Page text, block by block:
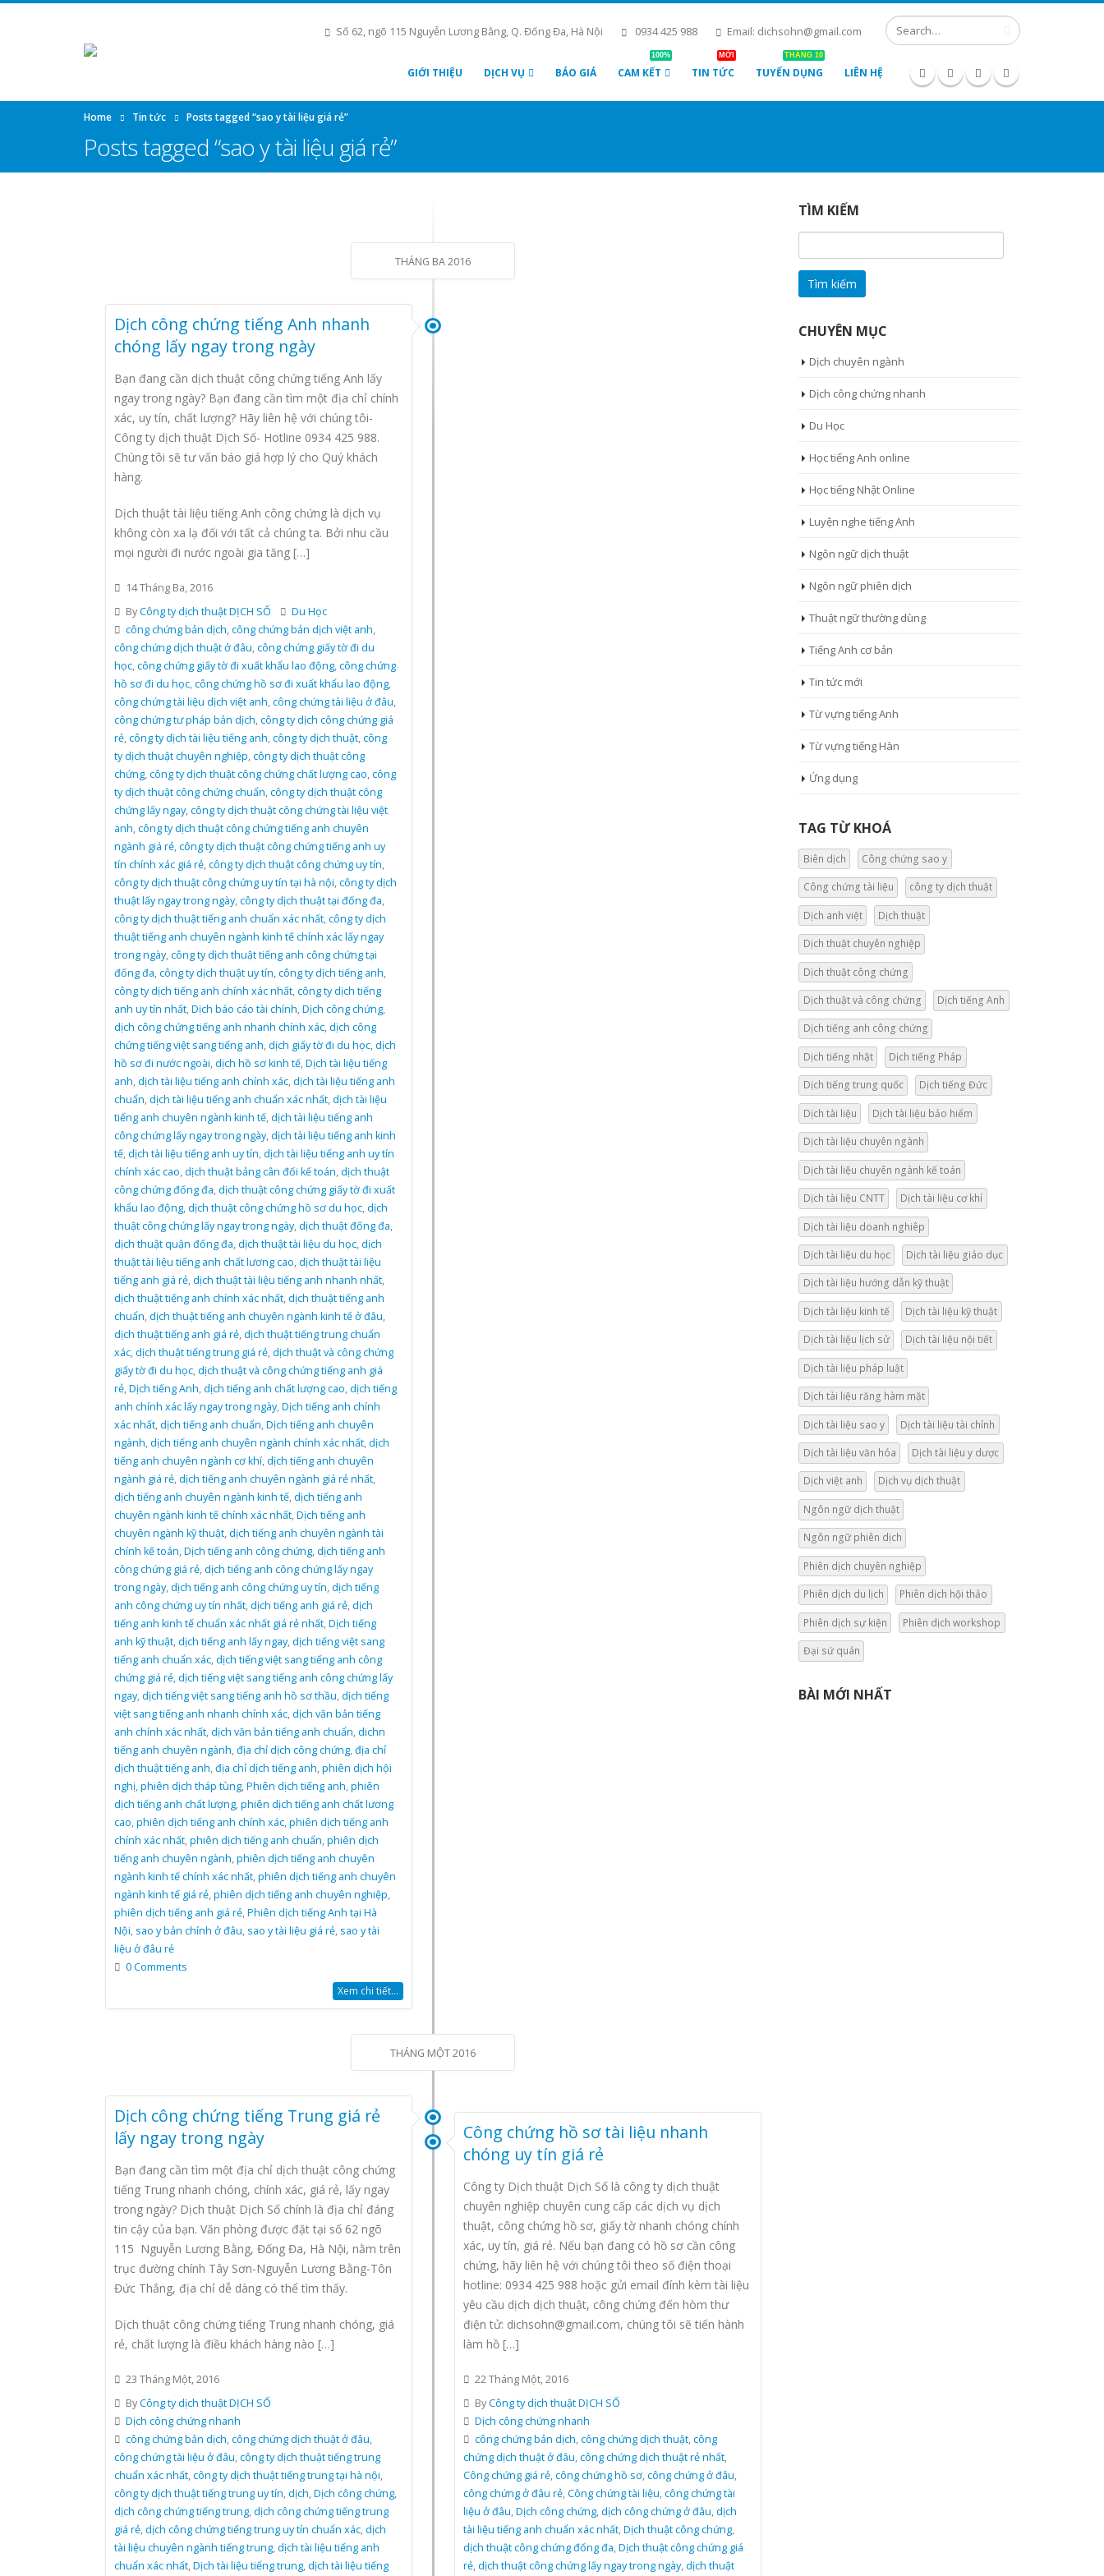
Số 62, ngõ 115 Nguyễn Lương Bằng, Q. Đống Đa, Hà Nội 0934 425 988 Email: dichsohn@gmail.com
GIỚI THIỆU DỊCH VỤ BÁO GIÁ CAM KẾT
100%
TIN TỨC
MỚI
TUYỂN DỤNG
THÁNG 10
LIÊN HỆ
Home Tin tức Posts tagged “sao y tài liệu giá rẻ”
Posts tagged “sao y tài liệu giá rẻ”
THÁNG BA 2016
Dịch công chứng tiếng Anh nhanh
chóng lấy ngay trong ngày
Bạn đang cần dịch thuật công chứng tiếng Anh lấy
ngay trong ngày? Bạn đang cần tìm một địa chỉ chính
xác, uy tín, chất lượng? Hãy liên hệ với chúng tôi-
Công ty dịch thuật Dịch Số- Hotline 0934 425 988.
Chúng tôi sẽ tư vấn báo giá hợp lý cho Quý khách
hàng.
Dịch thuật tài liệu tiếng Anh công chứng là dịch vụ
không còn xa lạ đối với tất cả chúng ta. Bởi nhu cầu
mọi người đi nước ngoài gia tăng […]
14 Tháng Ba, 2016
ByCông ty dịch thuật DỊCH SỐ
Du Học
công chứng bản dịch,công chứng bản dịch việt anh,
công chứng dịch thuật ở đâu,công chứng giấy tờ đi du
học,công chứng giấy tờ đi xuất khẩu lao động,công chứng
hồ sơ đi du học,công chứng hồ sơ đi xuất khẩu lao động,
công chứng tài liệu dịch việt anh,công chứng tài liệu ở đâu,
công chứng tư pháp bản dịch,công ty dịch công chứng giá
rẻ,công ty dịch tài liệu tiếng anh,công ty dịch thuật,công
ty dịch thuật chuyên nghiệp,công ty dịch thuật công
chứng,công ty dịch thuật công chứng chất lượng cao,công
ty dịch thuật công chứng chuẩn,công ty dịch thuật công
chứng lấy ngay,công ty dịch thuật công chứng tài liệu việt
anh,công ty dịch thuật công chứng tiếng anh chuyên
ngành giá rẻ,công ty dịch thuật công chứng tiếng anh uy
tín chính xác giá rẻ,công ty dịch thuật công chứng uy tín,
công ty dịch thuật công chứng uy tín tại hà nội,công ty dịch
thuật lấy ngay trong ngày,công ty dịch thuật tại đống đa,
công ty dịch thuật tiếng anh chuẩn xác nhất,công ty dịch
thuật tiếng anh chuyên ngành kinh tế chính xác lấy ngay
trong ngày,công ty dịch thuật tiếng anh công chứng tại
đống đa,công ty dịch thuật uy tín,công ty dịch tiếng anh,
công ty dịch tiếng anh chính xác nhất,công ty dịch tiếng
anh uy tín nhất,Dịch báo cáo tài chính,Dịch công chứng,
dịch công chứng tiếng anh nhanh chính xác,dịch công
chứng tiếng việt sang tiếng anh,dịch giấy tờ đi du học,dịch
hồ sơ đi nước ngoài,dịch hồ sơ kinh tế,Dịch tài liệu tiếng
anh,dịch tài liệu tiếng anh chính xác,dịch tài liệu tiếng anh
chuẩn,dịch tài liệu tiếng anh chuẩn xác nhất,dịch tài liệu
tiếng anh chuyên ngành kinh tế,dịch tài liệu tiếng anh
công chứng lấy ngay trong ngày,dịch tài liệu tiếng anh kinh
tế,dịch tài liệu tiếng anh uy tín,dịch tài liệu tiếng anh uy tín
chính xác cao,dịch thuật bảng cân đối kế toán,dịch thuật
công chứng đống đa,dịch thuật công chứng giấy tờ đi xuất
khẩu lao động,dịch thuật công chứng hồ sơ du học,dịch
thuật công chứng lấy ngay trong ngày,dịch thuật đống đa,
dịch thuật quận đống đa,dịch thuật tài liệu du học,dịch
thuật tài liệu tiếng anh chất lương cao,dịch thuật tài liệu
tiếng anh giá rẻ,dịch thuật tài liệu tiếng anh nhanh nhất,
dịch thuật tiếng anh chính xác nhất,dịch thuật tiếng anh
chuẩn,dịch thuật tiếng anh chuyên ngành kinh tế ở đâu,
dịch thuật tiếng anh giá rẻ,dịch thuật tiếng trung chuẩn
xác,dịch thuật tiếng trung giá rẻ,dịch thuật và công chứng
giấy tờ đi du học,dịch thuật và công chứng tiếng anh giá
rẻ,Dịch tiếng Anh,dịch tiếng anh chất lượng cao,dịch tiếng
anh chính xác lấy ngay trong ngày,Dịch tiếng anh chính
xác nhất,dịch tiếng anh chuẩn,Dịch tiếng anh chuyên
ngành,dịch tiếng anh chuyên ngành chính xác nhất,dịch
tiếng anh chuyên ngành cơ khí,dịch tiếng anh chuyên
ngành giá rẻ,dịch tiếng anh chuyên ngành giá rẻ nhất,
dịch tiếng anh chuyên ngành kinh tế,dịch tiếng anh
chuyên ngành kinh tế chính xác nhất,Dịch tiếng anh
chuyên ngành kỹ thuật,dịch tiếng anh chuyên ngành tài
chính kế toán,Dịch tiếng anh công chứng,dịch tiếng anh
công chứng giá rẻ,dịch tiếng anh công chứng lấy ngay
trong ngày,dịch tiếng anh công chứng uy tín,dịch tiếng
anh công chứng uy tín nhất,dịch tiếng anh giá rẻ,dịch
tiếng anh kinh tế chuẩn xác nhất giá rẻ nhất,Dịch tiếng
anh kỹ thuật,dịch tiếng anh lấy ngay,dịch tiếng việt sang
tiếng anh chuẩn xác,dịch tiếng việt sang tiếng anh công
chứng giá rẻ,dịch tiếng việt sang tiếng anh công chứng lấy
ngay,dịch tiếng việt sang tiếng anh hồ sơ thầu,dịch tiếng
việt sang tiếng anh nhanh chính xác,dịch văn bản tiếng
anh chính xác nhất,dịch văn bản tiếng anh chuẩn,dichn
tiếng anh chuyên ngành,địa chỉ dịch công chứng,địa chỉ
dịch thuật tiếng anh,địa chỉ dịch tiếng anh,phiên dịch hội
nghị,phiên dịch tháp tùng,Phiên dịch tiếng anh,phiên
dịch tiếng anh chất lượng,phiên dịch tiếng anh chất lương
cao,phiên dịch tiếng anh chính xác,phiên dịch tiếng anh
chính xác nhất,phiên dịch tiếng anh chuẩn,phiên dịch
tiếng anh chuyên ngành,phiên dịch tiếng anh chuyên
ngành kinh tế chính xác nhất,phiên dịch tiếng anh chuyên
ngành kinh tế giá rẻ,phiên dịch tiếng anh chuyên nghiệp,
phiên dịch tiếng anh giá rẻ,Phiên dịch tiếng Anh tại Hà
Nội, sao y bản chính ở đâu, sao y tài liệu giá rẻ, sao y tài
liệu ở đâu rẻ
0 Comments
Xem chi tiết...
THÁNG MỘT 2016
Dịch công chứng tiếng Trung giá rẻ
lấy ngay trong ngày
Bạn đang cần tìm một địa chỉ dịch thuật công chứng
tiếng Trung nhanh chóng, chính xác, giá rẻ, lấy ngay
trong ngày? Dịch thuật Dịch Số chính là địa chỉ đáng
tin cậy của bạn. Văn phòng được đặt tại số 62 ngõ
115 Nguyễn Lương Bằng, Đống Đa, Hà Nội, nằm trên
trục đường chính Tây Sơn-Nguyễn Lương Bằng-Tôn
Đức Thắng, địa chỉ dễ dàng có thể tìm thấy.
Dịch thuật công chứng tiếng Trung nhanh chóng, giá
rẻ, chất lượng là điều khách hàng nào […]
23 Tháng Một, 2016
ByCông ty dịch thuật DỊCH SỐ
Dịch công chứng nhanh
công chứng bản dịch,công chứng dịch thuật ở đâu,
công chứng tài liệu ở đâu,công ty dịch thuật tiếng trung
chuẩn xác nhất,công ty dịch thuật tiếng trung tại hà nội,
công ty dịch thuật tiếng trung uy tín,dịch,Dịch công chứng,
dịch công chứng tiếng trung,dịch công chứng tiếng trung
giá rẻ,dịch công chứng tiếng trung uy tín chuẩn xác,dịch
tài liệu chuyên ngành tiếng trung,dịch tài liệu tiếng anh
chuẩn xác nhất,Dịch tài liệu tiếng trung,dịch tài liệu tiếng
Công chứng hồ sơ tài liệu nhanh
chóng uy tín giá rẻ
Công ty Dịch thuật Dịch Số là công ty dịch thuật
chuyên nghiệp chuyên cung cấp các dịch vụ dịch
thuật, công chứng hồ sơ, giấy tờ nhanh chóng chính
xác, uy tín, giá rẻ. Nếu bạn đang có hồ sơ cần công
chứng, hãy liên hệ với chúng tôi theo số điện thoại
hotline: 0934 425 988 hoặc gửi email đính kèm tài liệu
yêu cầu dịch dịch thuật, công chứng đến hòm thư
điện tử: dichsohn@gmail.com, chúng tôi sẽ tiến hành
làm hồ […]
22 Tháng Một, 2016
ByCông ty dịch thuật DỊCH SỐ
Dịch công chứng nhanh
công chứng bản dịch,công chứng dịch thuật,công
chứng dịch thuật ở đâu,công chứng dịch thuật rẻ nhất,
Công chứng giá rẻ,công chứng hồ sơ,công chứng ở đâu,
công chứng ở đâu rẻ,Công chứng tài liệu,công chứng tài
liệu ở đâu,Dịch công chứng,dịch công chứng ở đâu,dịch
tài liệu tiếng anh chuẩn xác nhất,Dịch thuật công chứng,
dịch thuật công chứng đống đa,Dịch thuật công chứng giá
rẻ,dịch thuật công chứng lấy ngay trong ngày,dịch thuật
TÌM KIẾM
kiếm
cho:
CHUYÊN MỤC
Dịch chuyên ngành
Dịch công chứng nhanh
Du Học
Học tiếng Anh online
Học tiếng Nhật Online
Luyện nghe tiếng Anh
Ngôn ngữ dịch thuật
Ngôn ngữ phiên dịch
Thuật ngữ thường dùng
Tiếng Anh cơ bản
Tin tức mới
Từ vựng tiếng Anh
Từ vựng tiếng Hàn
Ứng dụng
TAG TỪ KHOÁ
Biên dịch Công chứng sao y
Công chứng tài liệu công ty dịch thuật
Dịch anh việt Dịch thuật
Dịch thuật chuyên nghiệp
Dịch thuật công chứng
Dịch thuật và công chứng Dịch tiếng Anh
Dịch tiếng anh công chứng
Dịch tiếng nhật Dịch tiếng Pháp
Dịch tiếng trung quốc Dịch tiếng Đức
Dịch tài liệu Dịch tài liệu bảo hiểm
Dịch tài liệu chuyên ngành
Dịch tài liệu chuyên ngành kế toán
Dịch tài liệu CNTT Dịch tài liệu cơ khí
Dịch tài liệu doanh nghiêp
Dịch tài liệu du học Dịch tài liệu giáo dục
Dịch tài liệu hướng dẫn kỹ thuật
Dịch tài liệu kinh tế Dịch tài liệu kỹ thuật
Dịch tài liệu lịch sử Dịch tài liệu nội tiết
Dịch tài liệu pháp luật
Dịch tài liệu răng hàm mặt
Dịch tài liệu sao y Dịch tài liệu tài chính
Dịch tài liệu văn hóa Dịch tài liệu y dược
Dịch việt anh Dịch vụ dịch thuật
Ngôn ngữ dịch thuật
Ngôn ngữ phiên dịch
Phiên dịch chuyên nghiệp
Phiên dịch du lịch Phiên dịch hội thảo
Phiên dịch sự kiện Phiên dịch workshop
Đại sứ quán
BÀI MỚI NHẤT